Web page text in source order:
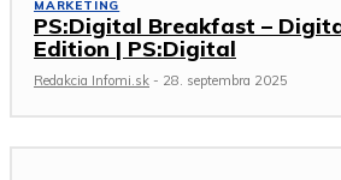
MARKETING
PS:Digital Breakfast –
Edition | PS:Digital
Redakcia Infomi.sk - 28. septembra 2025